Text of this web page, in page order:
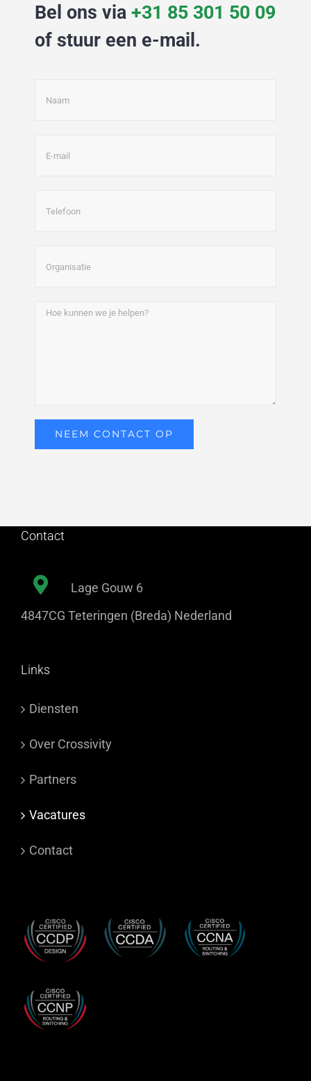
Bel ons via +31 85 301 50 09
of stuur een e-mail.
Contact
Lage Gouw 6
4847CG Teteringen (Breda) Nederland
Links
Diensten
Over Crossivity
Partners
Vacatures
Contact